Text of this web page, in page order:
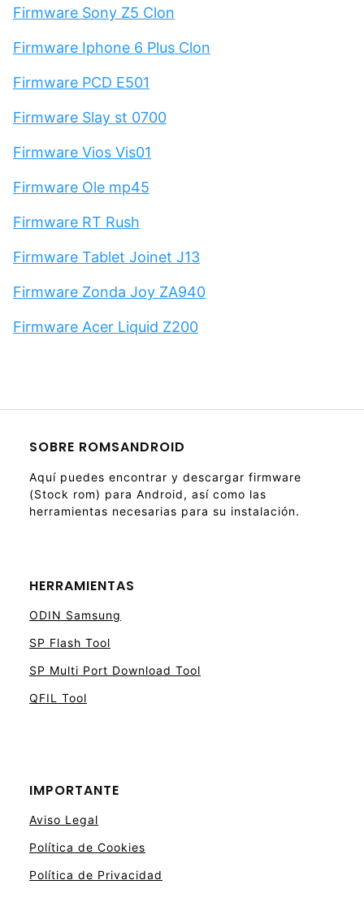
Firmware Sony Z5 Clon
Firmware Iphone 6 Plus Clon
Firmware PCD E501
Firmware Slay st 0700
Firmware Vios Vis01
Firmware Ole mp45
Firmware RT Rush
Firmware Tablet Joinet J13
Firmware Zonda Joy ZA940
Firmware Acer Liquid Z200
SOBRE ROMSANDROID
Aquí puedes encontrar y descargar firmware
(Stock rom) para Android, así como las
herramientas necesarias para su instalación.
HERRAMIENTAS
ODIN Samsung
SP Flash Tool
SP Multi Port Download Tool
QFIL Tool
IMPORTANTE
Aviso Legal
Política de Cookies
Política de Privacidad